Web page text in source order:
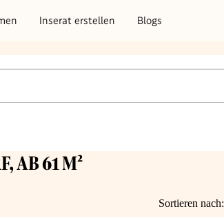
Inserat erstellen Blogs
AB 61 M²
Sortieren nach: